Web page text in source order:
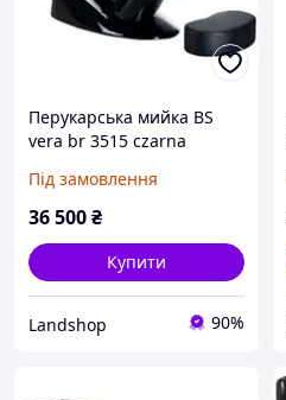
Перукарська мийка BS
vera br 3515 czarna
Під замовлення
36 500₴
Купити
Landshop 90%